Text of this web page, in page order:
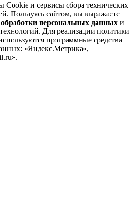
Cookie и сервисы сбора технических
Пользуясь сайтом, вы выражаете
персональных данных и
Для реализации политики
программные средства
«Яндекс.Метрика»,